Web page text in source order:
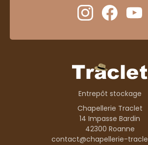
Entrepôt stockage
Chapellerie Traclet
14 Impasse Bardin
42300 Roanne
contact@chapellerie-